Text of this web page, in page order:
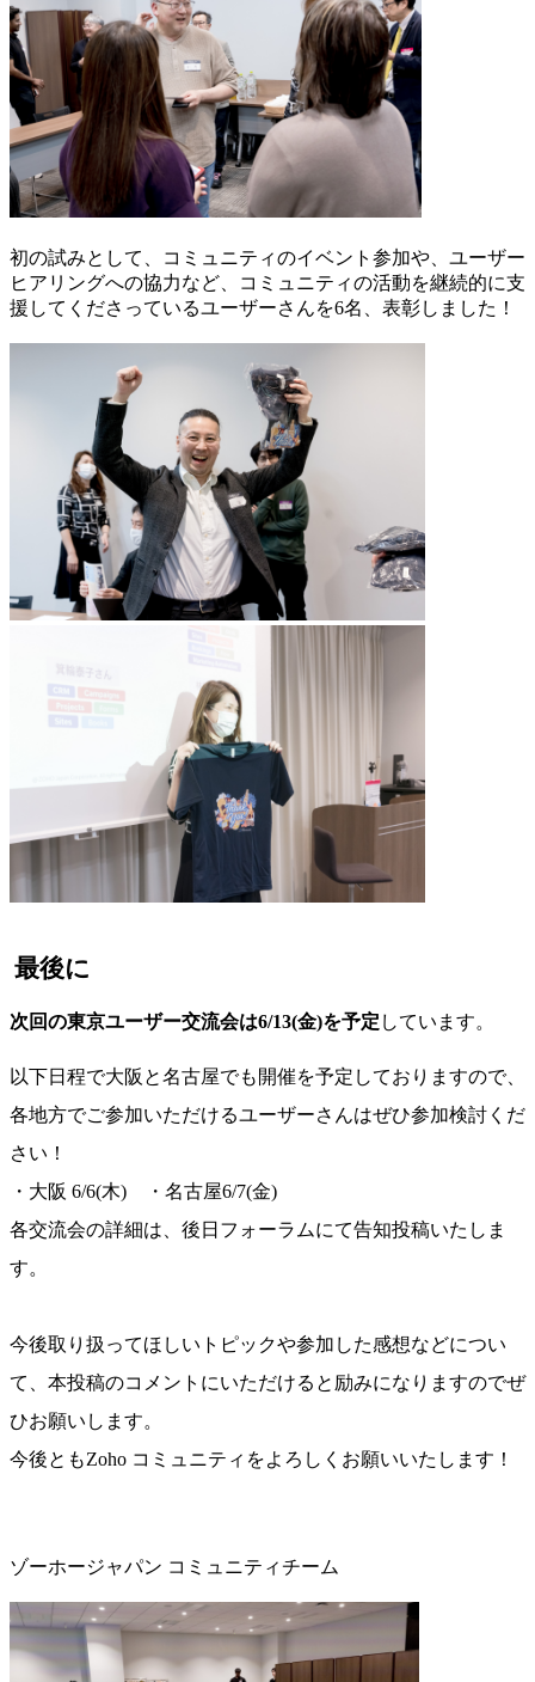
初の試みとして
コミュニティのイベント参加や、ユーザー
ヒアリングへの協力など、コミュニティの活動を継続的に支
援してくださっているユーザーさんを6名 、表彰しました！
最後に
次回の東京ユーザー交流会は6/13(金)を予定 しています。
以下日程で大阪と名古屋でも開催を予定しておりますので、
各地方でご参加いただけるユーザーさんはぜひ参加検討くだ
さい！
・大阪 6/6(木) ・名古屋6/7(金)
各交流会の詳細は、後日フォーラムにて告知投稿いたしま
す。
今後取り扱ってほしいトピックや参加した感想などについ
て、本投稿のコメントにいただけると励みになりますのでぜ
ひお願いします。
今後ともZoho コミュニティをよろしくお願いいたします！
ゾーホージャパン コミュニティチーム